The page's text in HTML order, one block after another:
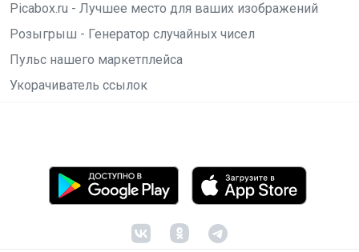
Picabox.ru - Лучшее место для ваших изображений
Розыгрыш - Генератор случайных чисел
Пульс нашего маркетплейса
Укорачиватель ссылок